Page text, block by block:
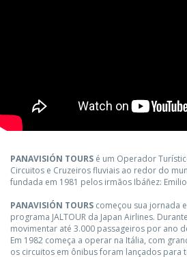
PANAVISIÓN TOURS é um Operador
Circuitos e Cruzeiros fluviais ao redor do
fundada em 1981 pelos irmãos Ibáñez:
PANAVISIÓN TOURS começou sua jornada
programa JALTOUR da Japan Airlines.
movimentar até 3.000 passageiros por ano
Em 1982 começa a operar na Itália, com
os circuitos em ônibus foram lançados para